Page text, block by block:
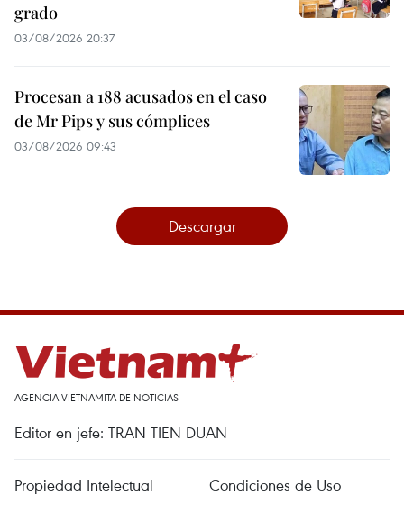
grado
03/08/2026 20:37
Procesan a 188 acusados en el caso
de Mr Pips y sus cómplices
03/08/2026 09:43
Descargar
AGENCIA VIETNAMITA DE NOTICIAS
Editor en jefe: TRAN TIEN DUAN
Propiedad Intelectual Condiciones de Uso